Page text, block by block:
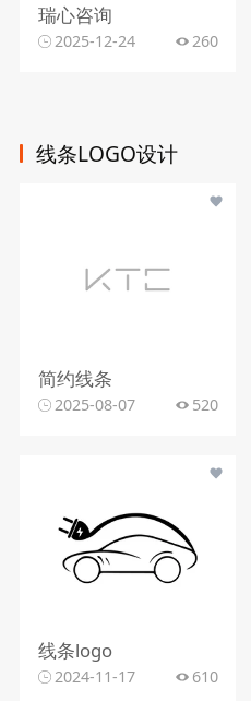
瑞心咨询
2025-12-24 260
线条LOGO设计
简约线条
2025-08-07 520
线条logo
2024-11-17 610